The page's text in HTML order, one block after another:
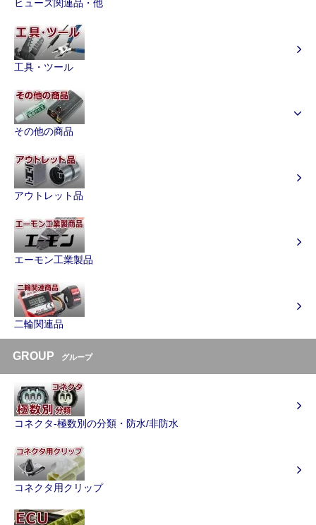
ヒューズ関連品・他
工具・ツール
その他の商品
アウトレット品
エーモン工業製品
二輪関連品
GROUP グループ
コネクタ-極数別の分類・防水/非防水
コネクタ用クリップ